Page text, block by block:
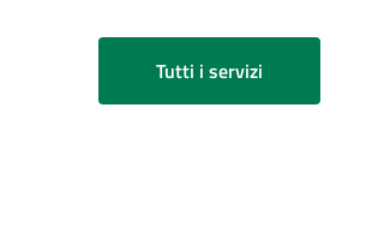
Tutti i servizi